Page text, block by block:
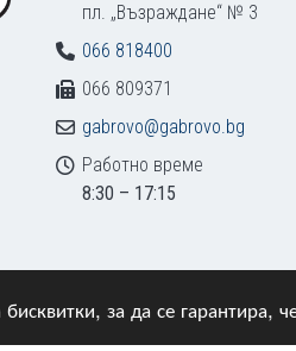
бисквитки, за да се гарантира,
пл. „Възраждане“ № 3
066 818400
066 809371
gabrovo@gabrovo.bg
Работно време
8:30 – 17:15
Община Габрово. Всички